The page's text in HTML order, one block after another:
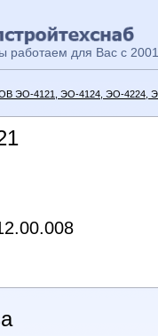
работаем для Вас с
ЭО-4121, ЭО-4124, ЭО-4224,